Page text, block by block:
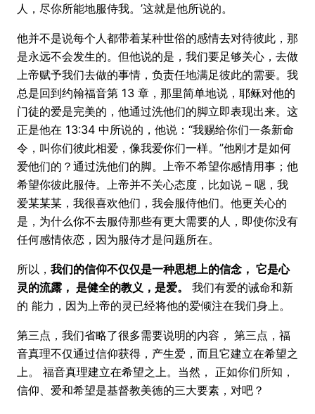
人，尽你所能地服侍我。’这就是他所说的。
他并不是说每个人都带着某种世俗的感情去对待彼此，那
是永远不会发生的。但他说的是，我们要足够关心，去做
上帝赋予我们去做的事情，负责任地满足彼此的需要。我
总是回到约翰福音第 13 章，那里简单地说，耶稣对他的
门徒的爱是完美的，他通过洗他们的脚立即表现出来。这
正是他在 13:34 中所说的，他说：“我赐给你们一条新命
令，叫你们彼此相爱，像我爱你们一样。”他刚才是如何
爱他们的？通过洗他们的脚。上帝不希望你感情用事；他
希望你彼此服侍。上帝并不关心态度，比如说 – 嗯，我
爱某某某，我很喜欢他们，我会服侍他们。他更关心的
是，为什么你不去服侍那些有更大需要的人，即使你没有
任何感情依恋，因为服侍才是问题所在。
所以， 我们的信仰不仅仅是一种思想上的信念， 它是心
灵的流露， 是健全的教义，是爱。
我们有爱的诫命和新
的 能力，因为上帝的灵已经将他的爱倾注在我们身上。
第三点，我们省略了很多需要说明的内容， 第三点，福
音​​真理不仅通过信仰获得，产生爱，而且它建立在希望之
上。 福音真理建立在希望之上。当然， 正如你们所知，
信仰、爱和希望是基督教美德的三大要素，对吧？